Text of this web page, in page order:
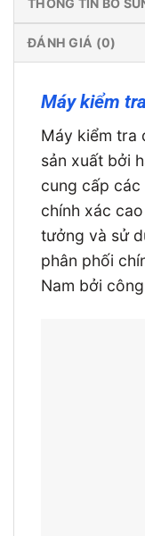
THÔNG TIN BỔ
ĐÁNH GIÁ (0)
Máy kiểm
Máy kiểm tra
sản xuất bởi
cung cấp
chính xác
tưởng và sử
phân phối
Nam bởi